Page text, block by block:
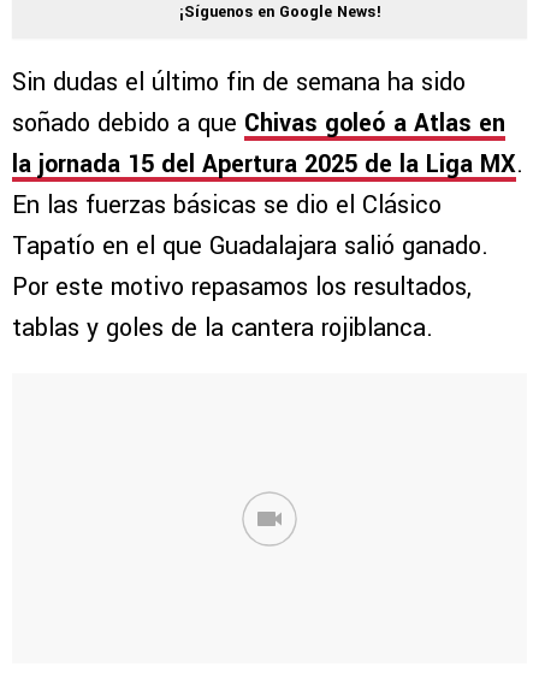
¡Síguenos en Google News!
Sin dudas el último fin de semana ha sido
soñado debido a que Chivas goleó a Atlas en
la jornada 15 del Apertura 2025 de la Liga MX.
En las fuerzas básicas se dio el Clásico
Tapatío en el que Guadalajara salió ganado.
Por este motivo repasamos los resultados,
tablas y goles de la cantera rojiblanca.